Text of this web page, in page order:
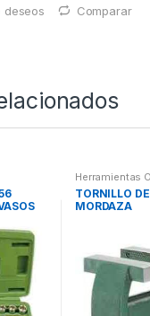
deseos Comparar
,
,
Herramientas
TORNILLO
MORDAZA